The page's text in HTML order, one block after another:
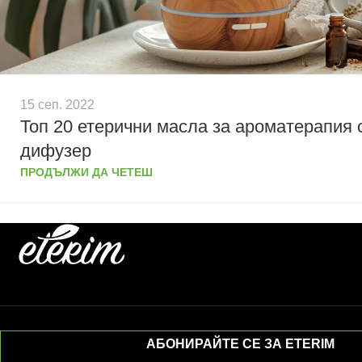
15 сеп. 2022
Топ 20 етерични масла за ароматерапия
дифузер
ПРОДЪЛЖИ ДА ЧЕТЕШ
АБОНИРАЙТЕ СЕ ЗА ETERIM